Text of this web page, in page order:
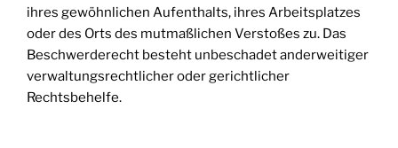
ihres gewöhnlichen Aufenthalts, ihres Arbeitsplatzes
oder des Orts des mutmaßlichen Verstoßes zu. Das
Beschwerderecht besteht unbeschadet anderweitiger
verwaltungsrechtlicher oder gerichtlicher
Rechtsbehelfe.